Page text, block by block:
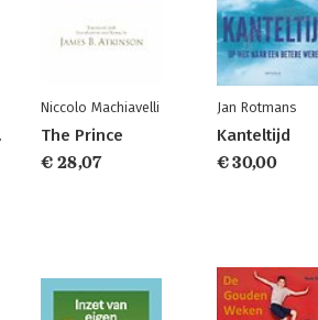
Niccolo Machiavelli
The Prince
€ 28,07
Jan Rotmans
Kanteltijd
€ 30,00